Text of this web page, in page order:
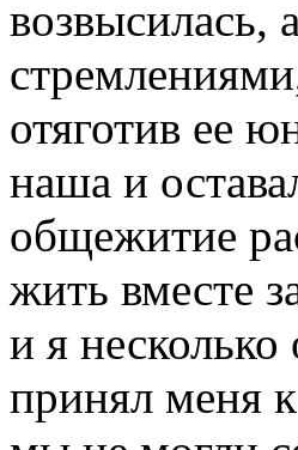
возвысилась,
отяготив ее
наша и
общежитие
жить вместе
и я
принял меня